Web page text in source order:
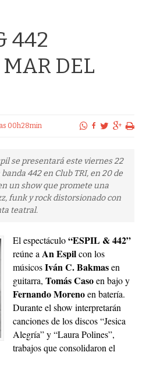
442
DEL
00h28min
se presentará este viernes 22
442 en Club TRI, en 20 de
un show que promete una
funk y rock distorsionado con
teatral.
El espectáculo“ESPIL & 442”
reúne a An Espilcon los
músicosIván C. Bakmasen
guitarra, Tomás Casoen bajo y
Fernando Morenoen batería.
Durante el show interpretarán
canciones de los discos “Jesica
Alegría” y “Laura Polines”,
trabajos que consolidaron el